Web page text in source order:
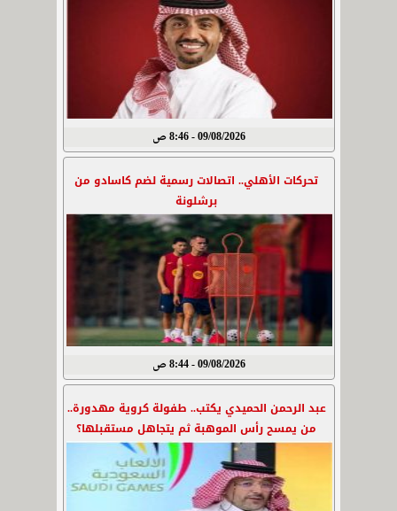
09/08/2026 - 8:46 ص
تحركات الأهلي.. اتصالات رسمية لضم كاسادو من
برشلونة
09/08/2026 - 8:44 ص
عبد الرحمن الحميدي يكتب.. طفولة كروية مهدورة..
من يمسح رأس الموهبة ثم يتجاهل مستقبلها؟